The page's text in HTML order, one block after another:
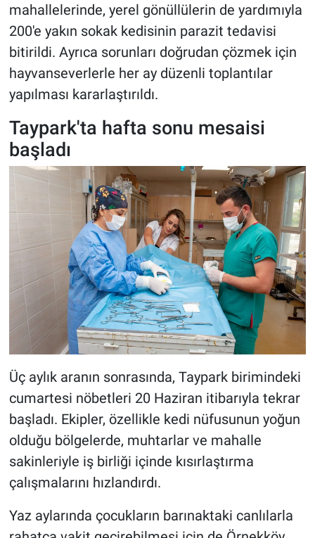
mahallelerinde, yerel gönüllülerin de yardımıyla
200'e yakın sokak kedisinin parazit tedavisi
bitirildi. Ayrıca sorunları doğrudan çözmek için
hayvanseverlerle her ay düzenli toplantılar
yapılması kararlaştırıldı.
Taypark'ta hafta sonu mesaisi
başladı
Üç aylık aranın sonrasında, Taypark birimindeki
cumartesi nöbetleri 20 Haziran itibarıyla tekrar
başladı. Ekipler, özellikle kedi nüfusunun yoğun
olduğu bölgelerde, muhtarlar ve mahalle
sakinleriyle iş birliği içinde kısırlaştırma
çalışmalarını hızlandırdı.
Yaz aylarında çocukların barınaktaki canlılarla